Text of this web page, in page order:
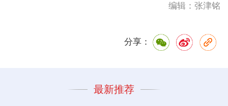
编辑：张津铭
分享：
最新推荐